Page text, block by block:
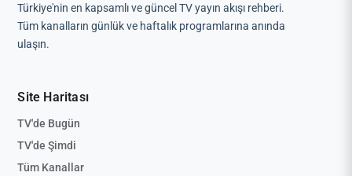
Türkiye'nin en kapsamlı ve güncel TV yayın akışı rehberi.
Tüm kanalların günlük ve haftalık programlarına anında
ulaşın.
Site Haritası
TV'de Bugün
TV'de Şimdi
Tüm Kanallar